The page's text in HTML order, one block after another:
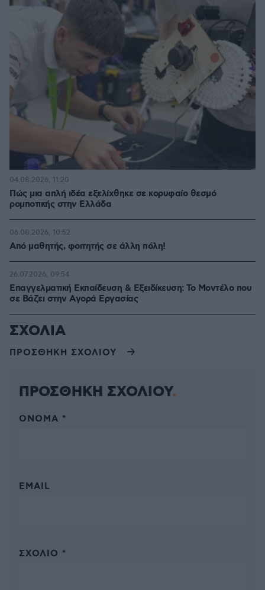
Πώς μια απλή ιδέα εξελίχθηκε σε κορυφαίο θεσμό
ρομποτικής στην Ελλάδα
04.08.2026, 11:20
Από μαθητής, φοιτητής σε άλλη πόλη!
06.08.2026, 10:52
Επαγγελματική Εκπαίδευση & Εξειδίκευση: Το Mοντέλο που
σε Bάζει στην Aγορά Eργασίας
26.07.2026, 09:54
ΣΧΟΛΙΑ
ΠΡΟΣΘΗΚΗ ΣΧΟΛΙΟΥ
ΠΡΟΣΘΗΚΗ ΣΧΟΛΙΟΥ
ΌΝΟΜΑ *
EMAIL
ΣΧΌΛΙΟ *